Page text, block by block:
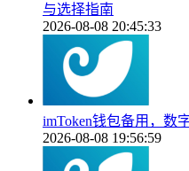
与选择指南
2026-08-08 20:45:33
imToken钱包备用，数
2026-08-08 19:56:59